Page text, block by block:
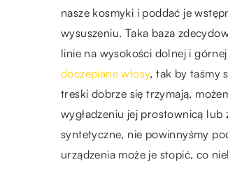
nasze kosmyki i poddać je
wysuszeniu. Taka baza
linie na wysokości dolnej i górnej
doczepiane włosy, tak by taśmy
treski dobrze się trzymają,
wygładzeniu jej prostownicą
syntetyczne, nie powinnyśmy
urządzenia może je stopić, co